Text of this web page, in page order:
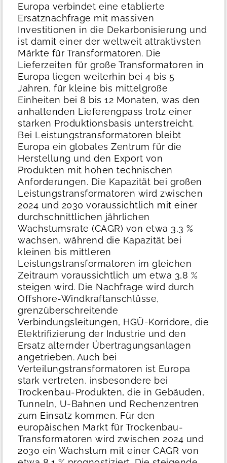
Europa verbindet eine etablierte
Ersatznachfrage mit massiven
Investitionen in die Dekarbonisierung und
ist damit einer der weltweit attraktivsten
Märkte für Transformatoren. Die
Lieferzeiten für große Transformatoren in
Europa liegen weiterhin bei 4 bis 5
Jahren, für kleine bis mittelgroße
Einheiten bei 8 bis 12 Monaten, was den
anhaltenden Lieferengpass trotz einer
starken Produktionsbasis unterstreicht.
Bei Leistungstransformatoren bleibt
Europa ein globales Zentrum für die
Herstellung und den Export von
Produkten mit hohen technischen
Anforderungen. Die Kapazität bei großen
Leistungstransformatoren wird zwischen
2024 und 2030 voraussichtlich mit einer
durchschnittlichen jährlichen
Wachstumsrate (CAGR) von etwa 3,3 %
wachsen, während die Kapazität bei
kleinen bis mittleren
Leistungstransformatoren im gleichen
Zeitraum voraussichtlich um etwa 3,8 %
steigen wird. Die Nachfrage wird durch
Offshore-Windkraftanschlüsse,
grenzüberschreitende
Verbindungsleitungen, HGÜ-Korridore, die
Elektrifizierung der Industrie und den
Ersatz alternder Übertragungsanlagen
angetrieben. Auch bei
Verteilungstransformatoren ist Europa
stark vertreten, insbesondere bei
Trockenbau-Produkten, die in Gebäuden,
Tunneln, U-Bahnen und Rechenzentren
zum Einsatz kommen. Für den
europäischen Markt für Trockenbau-
Transformatoren wird zwischen 2024 und
2030 ein Wachstum mit einer CAGR von